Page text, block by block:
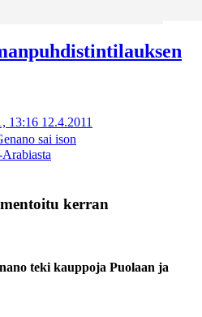
13:16 12.4.2011
sai ison
kerran
teki kauppoja Puolaan ja